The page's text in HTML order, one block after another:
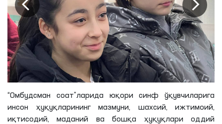
“Омбудсман соат”ларида юқори синф ўқувчиларига
инсон ҳуқуқларининг мазмуни, шахсий, ижтимоий,
иқтисодий, маданий ва бошқа ҳуқуқлари оддий